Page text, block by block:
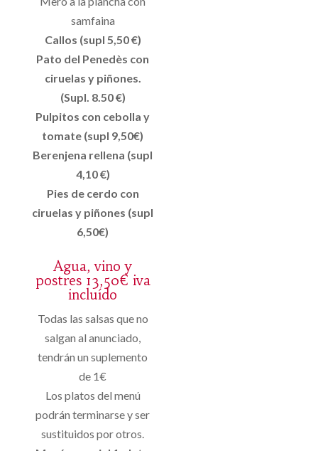
samfaina
Callos (supl 5,50 €)
Pato del Penedès con
ciruelas y piñones.
(Supl. 8.50 €)
Pulpitos con cebolla y
tomate (supl 9,50€)
Berenjena rellena (supl
4,10 €)
Pies de cerdo con
ciruelas y piñones (supl
6,50€)
Agua, vino y
postres 13,50€ iva
incluído
Todas las salsas que no
salgan al anunciado,
tendrán un suplemento
de 1€
Los platos del menú
podrán terminarse y ser
sustituidos por otros.